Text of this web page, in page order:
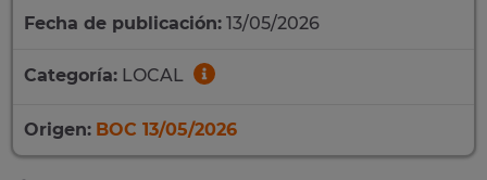
Fecha de publicación: 13/05/2026
Categoría: LOCAL
Origen: BOC 13/05/2026